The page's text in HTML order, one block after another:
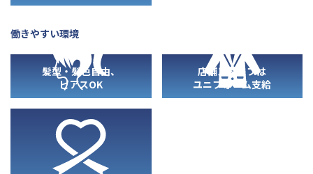
働きやすい環境
髪型・髪色自由、
ピアスOK
店舗スタッフは
ユニフォーム支給